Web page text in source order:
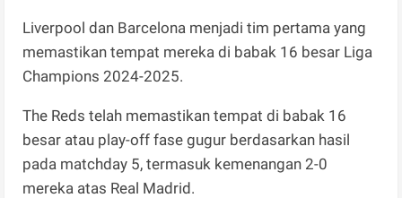
Liverpool dan Barcelona menjadi tim pertama yang
memastikan tempat mereka di babak 16 besar Liga
Champions 2024-2025.
The Reds telah memastikan tempat di babak 16
besar atau play-off fase gugur berdasarkan hasil
pada matchday 5, termasuk kemenangan 2-0
mereka atas Real Madrid.